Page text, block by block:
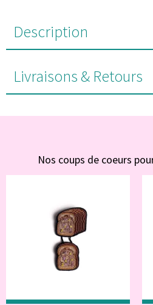
Description
Livraisons & Retours
Nos coups de coeurs